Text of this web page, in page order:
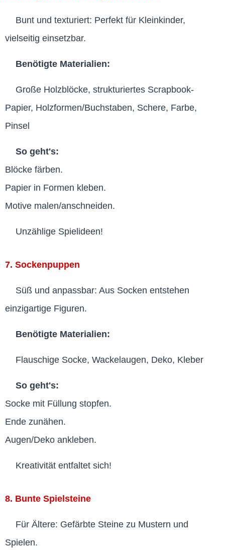
Bunt und texturiert: Perfekt für Kleinkinder,
vielseitig einsetzbar.
Benötigte Materialien:
Große Holzblöcke, strukturiertes Scrapbook-
Papier, Holzformen/Buchstaben, Schere, Farbe,
Pinsel
So geht's:
Blöcke färben.
Papier in Formen kleben.
Motive malen/anschneiden.
Unzählige Spielideen!
7. Sockenpuppen
Süß und anpassbar: Aus Socken entstehen
einzigartige Figuren.
Benötigte Materialien:
Flauschige Socke, Wackelaugen, Deko, Kleber
So geht's:
Socke mit Füllung stopfen.
Ende zunähen.
Augen/Deko ankleben.
Kreativität entfaltet sich!
8. Bunte Spielsteine
Für Ältere: Gefärbte Steine zu Mustern und
Spielen.